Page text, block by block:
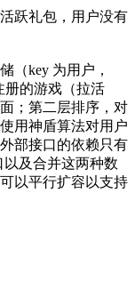
跃礼包，用户没有
（key 为用户，
册的游戏（拉活
；第二层排序，对
用神盾算法对用户
部接口的依赖只有
及合并这两种数
以平行扩容以支持